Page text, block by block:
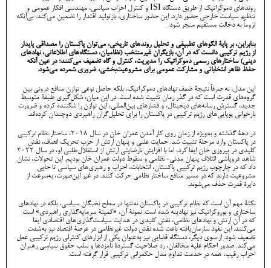
روندهای دموکراتیک از طریق دستگاه ISI و کنترل احزاب سیاسی، مهندسی افکار عمومی و
تنظیم سیاست خارجی حضور دارد. این حضور ساختاری، بازتولید اقتدار را تضمین می‌کند، بی‌آنکه
لزوماً به دخالت مستقیم منجر شود.
بنابراین، بر پایۀ الگوهای تطبیقی و تحلیل روندهای تاریخی، می‌توان پاکستان را مصداقی پایدار
از رژیم ترکیبی دانست که در آن، بازیگران غیرمنتخب (نظامیان، دستگاه‌های اطلاعاتی، نهادهای
دینی) ساختارهای رسمی دموکراتیک را مدیریت، کنترل و گاه تضعیف می‌کنند؛ در عین آنکه
حفظ ظاهر انتخاباتی و مشارکت عمومی برای مشروعیت‌بخشی، ضروری شمرده می‌شود.
این مدل، نه صرفاً نتیجۀ ضعف نهادهای دموکراتیک، بلکه حاصل نوعی توازن منافع درونی بین
گروه‌های قدرت است که در گذر زمان تثبیت شده است. در این میان، شکل‌گیری طبقۀ متوسط
جدید، گسترش رسانه‌های دیجیتال، و فشارهای بین‌المللی، این توازن را شکننده کرده‌ و ضرورت
بازخوانی پویایی‌های رژیم ترکیبی در پاکستان را برای تحلیل‌گران راهبردی دوچندان کرده‌اند.
در دهۀ گذشته و به‌ویژه از زمان روی کار آمدن عمران خان در سال ۲۰۱۸، ساختار نظام ترکیبی
در پاکستان وارد مرحلۀ تثبیت شد. حمایت علنی و پنهان ارتش از حزب تحریک انصاف، نقش
کلیدی در پیروزی خان ایفا کرد، اما با افزایش نارضایتی ارتش از استقلال‌طلبی او، در سال ۲۰۲۲
شاهد فروپاشی ائتلاف پنهان مدنی- نظامی و سقوط دولت عمران خان بودیم. این تحولات، نشان
داد که در چارچوب رژیم ترکیبی پاکستان، انتخابات، احزاب و رهبری‌های سیاسی تا جایی
مشروعیت دارند که در مسیر منافع ساختار نظامی حرکت کنند. در غیر این‌صورت، به‌سرعت از
دایرۀ قدرت حذف می‌شوند.
نکتۀ مهم آن است که نظام ترکیبی در پاکستان نه‌تنها در سطح نخبگان سیاسی، بلکه در نهادهای
ساختاری و بوروکراتیک نیز نهادینه شده است. نمونۀ آن، «کمیتۀ سرمایه‌گذاری راهبردی» است
که در آن ارتش و نهادهای نظامی، نقش کلیدی در هدایت سیاست‌گذاری‌های اقتصادی ایفا
می‌کنند. این نفوذ سازمان‌یافته باعث شده نقش دولت غیرنظامی در عرصۀ اقتصاد نیز به‌شدت
تضعیف شود. از سوی دیگر، دستگاه قضایی نیز به‌عنوان یکی از ابزارهای کنترلی رژیم ترکیبی عمل
می‌کند. صدور احکام علیه مخالفان، رد صلاحیت گستردۀ نامزدها و سلب حقوق سیاسی رهبران
احزاب رقیب، همه در خدمت تداوم مدل حکمرانی ترکیبی قرار گرفته است.